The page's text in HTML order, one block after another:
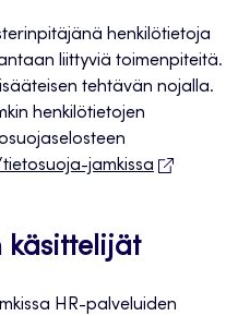
henkilötietoja
liittyviä toimenpiteitä.
tehtävän nojalla.
henkilötietojen
jamkissa
käsittelijät
HR-palveluiden